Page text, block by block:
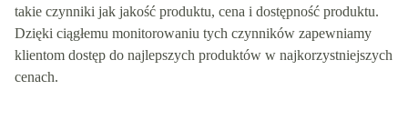
takie czynniki jak jakość produktu, cena i dostępność produktu.
Dzięki ciągłemu monitorowaniu tych czynników zapewniamy
klientom dostęp do najlepszych produktów w najkorzystniejszych
cenach.